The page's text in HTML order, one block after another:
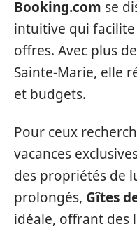
Booking.com se
intuitive qui
offres. Avec plus
Sainte-Marie, elle
et budgets.
Pour ceux
vacances
des propriétés de
prolongés, Gîtes
idéale, offrant des